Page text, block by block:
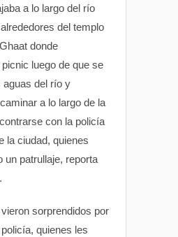
a lo largo del río
del templo
donde
luego de que se
aguas del río y
a lo largo de la
con la policía
la ciudad, quienes
un patrullaje, reporta
sorprendidos por
quienes les